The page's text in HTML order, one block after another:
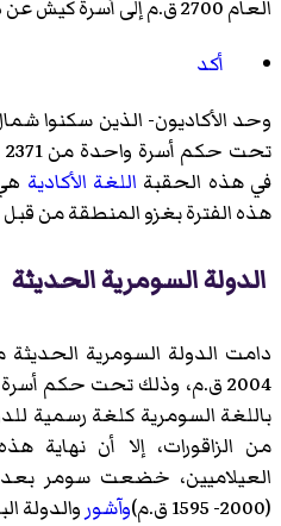
العام 2700 ق.م إلى أسرة كيش عن طريق الملك إنمِباراكِسي
أكد
وحد الأكاديون- الذين سكنوا
في هذه الحقبة اللغة الأكادية
هذه الفترة بغزو المنطقة من قبل
الدولة السومرية الحديثة
2004 ق.م، وذلك تحت حكم أسرة
باللغة السومرية كلغة رسمية
من الزاقورات، إلا أن نهاية
العيلاميين، خضعت سومر بعد
(2000- 1595 ق.م)
وآشوروالدولة